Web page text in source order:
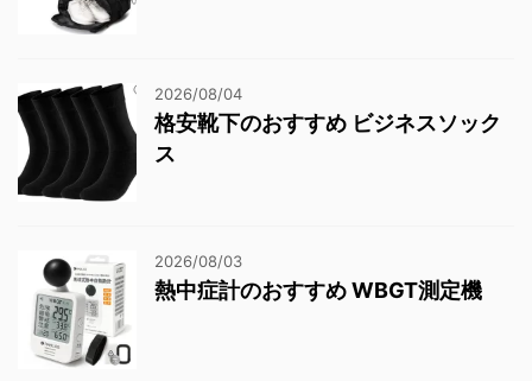
2026/08/04
格安靴下のおすすめ ビジネスソック
ス
2026/08/03
熱中症計のおすすめ WBGT測定機